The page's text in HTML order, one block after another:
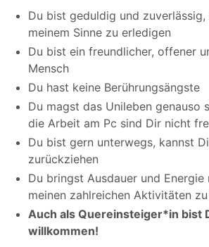
Du bist geduldig und
meinem Sinne zu erledigen
Du bist ein freundlicher, offener
Mensch
Du hast keine Berührungsängste
Du magst das Unileben genauso
die Arbeit am Pc sind Dir nicht
Du bist gern unterwegs, kannst
zurückziehen
Du bringst Ausdauer und
meinen zahlreichen Aktivitäten
Auch als Quereinsteiger*in bist
willkommen!